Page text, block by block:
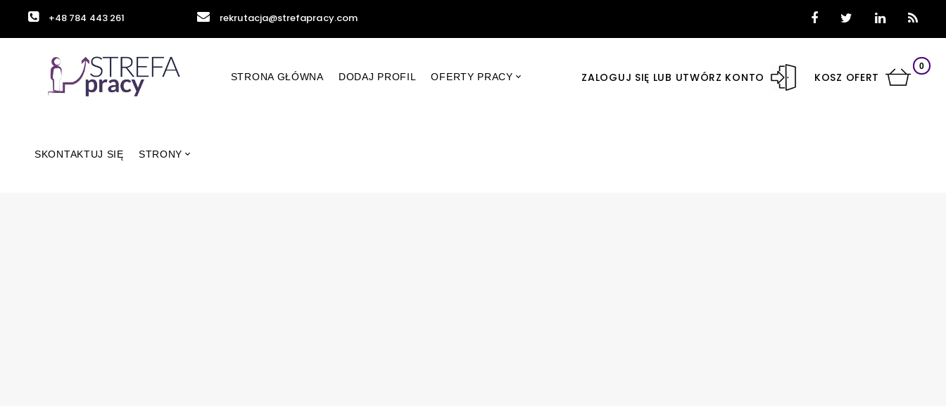
+48 784 443 261 rekrutacja@strefapracy.com
ZALOGUJ SIĘ LUB UTWÓRZ KONTO KOSZ OFERT
0
STRONA GŁÓWNA DODAJ PROFIL OFERTY PRACY
SKONTAKTUJ SIĘ STRONY